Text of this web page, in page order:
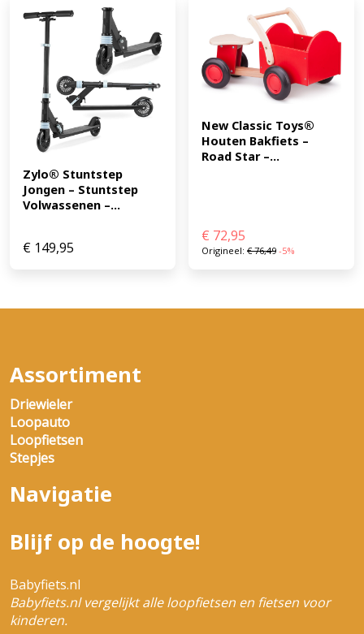
Zylo® Stuntstep
Jongen – Stuntstep
Volwassenen –...
€ 149,95
New Classic Toys®
Houten Bakfiets –
Road Star –...
€ 72,95
Origineel: €76,49 -5%
Assortiment
Driewieler
Loopauto
Loopfietsen
Stepjes
Navigatie
Blijf op de hoogte!
Babyfiets.nl
Babyfiets.nl vergelijkt alle loopfietsen en fietsen voor
kinderen.